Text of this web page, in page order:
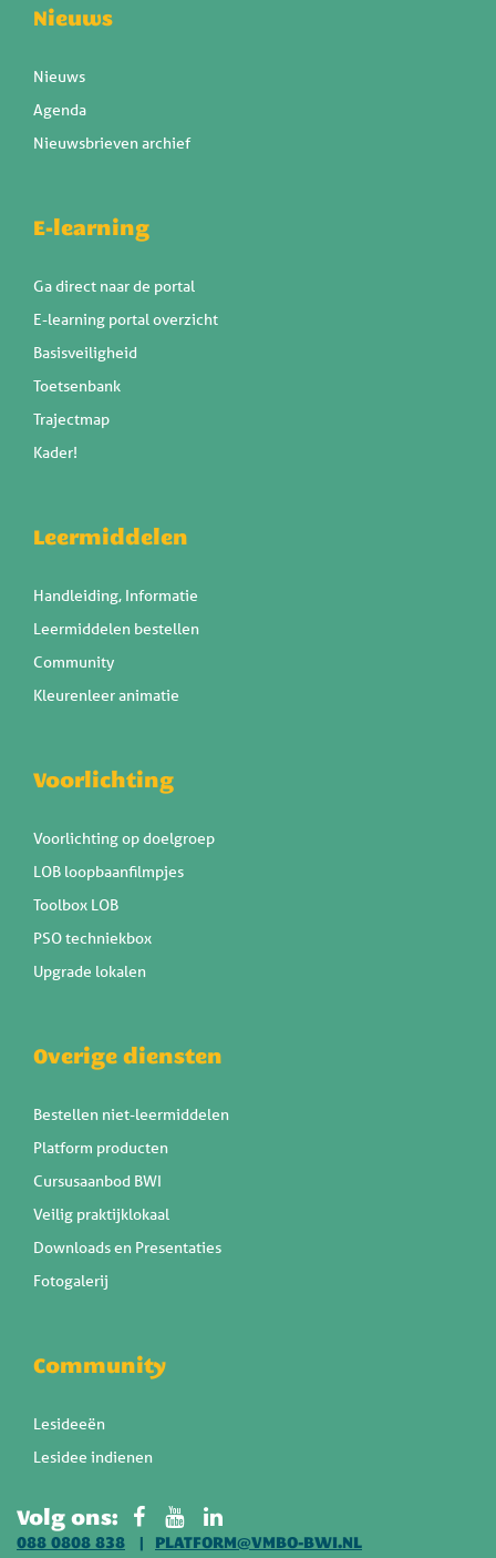
Nieuws
Nieuws
Agenda
Nieuwsbrieven archief
E-learning
Ga direct naar de portal
E-learning portal overzicht
Basisveiligheid
Toetsenbank
Trajectmap
Kader!
Leermiddelen
Handleiding, Informatie
Leermiddelen bestellen
Community
Kleurenleer animatie
Voorlichting
Voorlichting op doelgroep
LOB loopbaanfilmpjes
Toolbox LOB
PSO techniekbox
Upgrade lokalen
Overige diensten
Bestellen niet-leermiddelen
Platform producten
Cursusaanbod BWI
Veilig praktijklokaal
Downloads en Presentaties
Fotogalerij
Community
Lesideeën
Lesidee indienen
Volg ons:
088 0808 838
PLATFORM@VMBO-BWI.NL